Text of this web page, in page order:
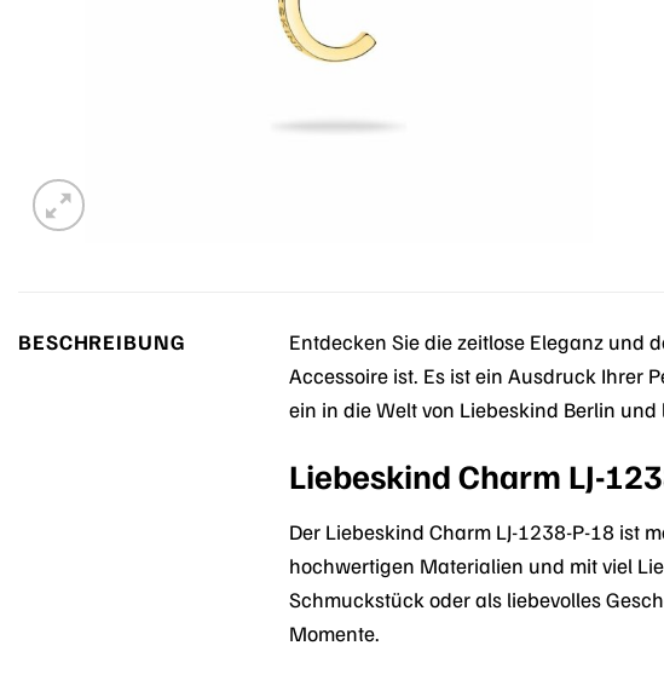
BESCHREIBUNG Entdecken Sie die zeitlose Eleganz und
Accessoire ist. Es ist ein Ausdruck Ihrer
ein in die Welt von Liebeskind Berlin
Liebeskind Charm LJ-
Der Liebeskind Charm LJ-1238-P-18 ist
hochwertigen Materialien und mit viel
Schmuckstück oder als liebevolles
Momente.